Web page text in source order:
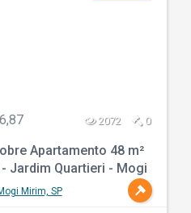
2072 0
Apartamento 48 m²
Jardim Quartieri - Mogi
Mirim, SP